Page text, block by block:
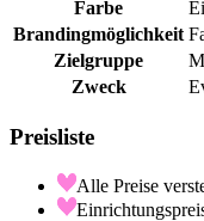
Farbe
Brandingmöglichkeit
Zielgruppe
Zweck
Preisliste
Alle Preise